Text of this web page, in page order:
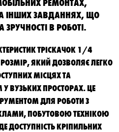
ІНШИХ ЗАВДАННЯХ, ЩО
ЗРУЧНОСТІ В РОБОТІ.
ТРІСКАЧОК 1/4
ЯКИЙ ДОЗВОЛЯЄ ЛЕГКО
МІСЦЯХ ТА
ВУЗЬКИХ ПРОСТОРАХ. ЦЕ
ДЛЯ РОБОТИ З
ПОБУТОВОЮ ТЕХНІКОЮ
ДОСТУПНІСТЬ КРІПИЛЬНИХ